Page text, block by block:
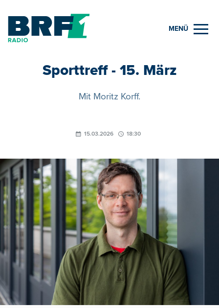
MENÜ
Sporttreff - 15. März
Mit Moritz Korff.
15.03.2026 18:30